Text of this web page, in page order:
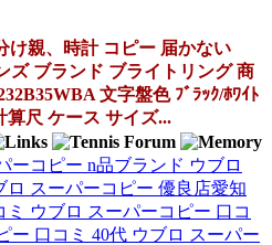
け親、時計 コピー 届かない
ズ ブランド ブライトリング 商
文字盤色 ﾌﾞﾗｯｸ/ﾎﾜｲﾄ
算尺 ケース サイズ...
ーコピー n品ブランド ウブロ
ロ スーパーコピー 優良店愛知
ミ
ウブロ スーパーコピー 口コ
ー 口コミ 40代 ウブロ スーパー